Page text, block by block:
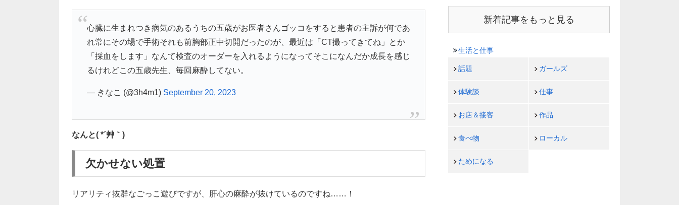
心臓に生まれつき病気のあるうちの五歳がお医者さんゴッコをすると患者の主訴が何であ
れ常にその場で手術それも前胸部正中切開だったのが、最近は「CT撮ってきてね」とか
「採血をします」なんて検査のオーダーを入れるようになってそこになんだか成長を感じ
るけれどこの五歳先生、毎回麻酔してない。
— きなこ (@3h4m1) September 20, 2023
なんと( *´艸｀)
欠かせない処置
リアリティ抜群なごっこ遊びですが、肝心の麻酔が抜けているのですね……！
新着記事をもっと見る
生活と仕事
話題 ガールズ
体験談 仕事
お店＆接客 作品
食べ物 ローカル
ためになる